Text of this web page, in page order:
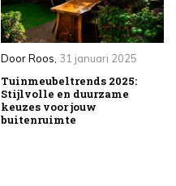
DoorRoos, 31 januari 2025
Tuinmeubeltrends 2025:
Stijlvolle en duurzame
keuzes voor jouw
buitenruimte